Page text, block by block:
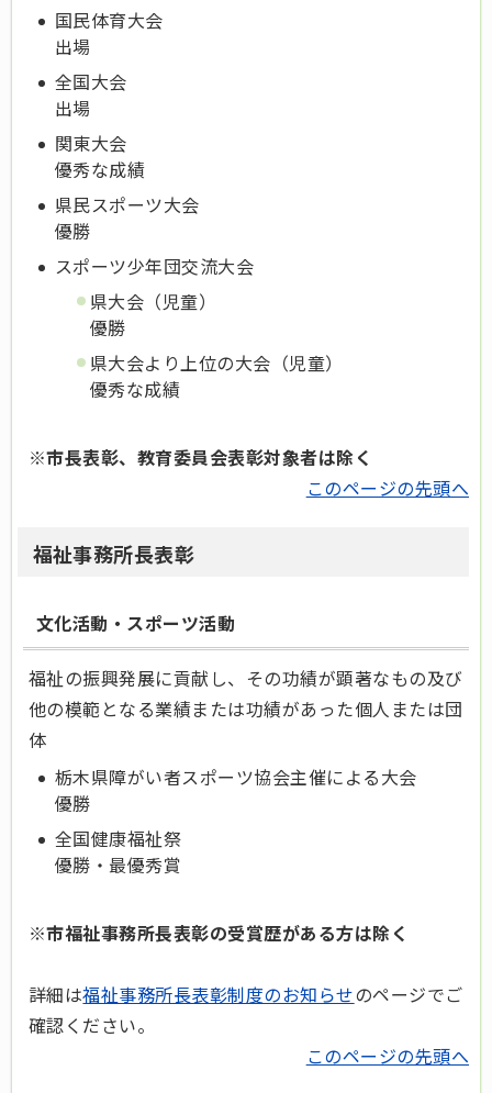
国民体育大会
出場
全国大会
出場
関東大会
優秀な成績
県民スポーツ大会
優勝
スポーツ少年団交流大会
県大会（児童）
優勝
県大会より上位の大会（児童）
優秀な成績
※市長表彰、教育委員会表彰対象者は除く
このページの先頭へ
福祉事務所長表彰
文化活動・スポーツ活動
福祉の振興発展に貢献し、その功績が顕著なもの及び
他の模範となる業績または功績があった個人または団
体
栃木県障がい者スポーツ協会主催による大会
優勝
全国健康福祉祭
優勝・最優秀賞
※市福祉事務所長表彰の受賞歴がある方は除く
詳細は福祉事務所長表彰制度のお知らせのページでご
確認ください。
このページの先頭へ